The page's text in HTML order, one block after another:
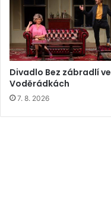
Divadlo Bez zábradlí ve
Voděrádkách
7. 8. 2026